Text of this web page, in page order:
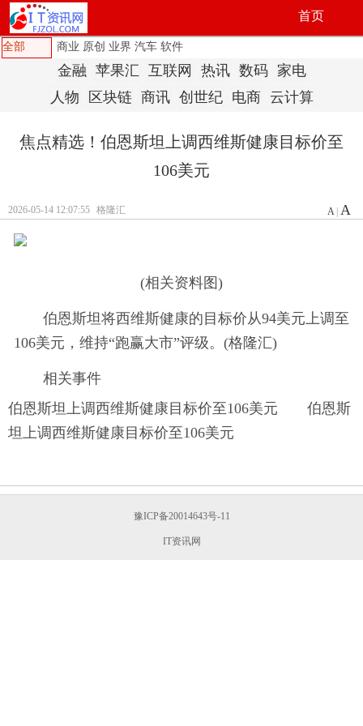
首页
全部 商业 原创 业界 汽车 软件
金融 苹果汇 互联网 热讯 数码
家电
人物
区块链 商讯 创世纪 电商 云计算
焦点精选！伯恩斯坦上调西维斯健康目标价至
106美元
2026-05-14 12:07:55 格隆汇 A| A
(相关资料图)
伯恩斯坦将西维斯健康的目标价从94美元上调至
106美元，维持“跑赢大市”评级。(格隆汇)
相关事件
伯恩斯坦上调西维斯健康目标价至106美元 伯恩斯
坦上调西维斯健康目标价至106美元
豫ICP备20014643号-11
IT资讯网